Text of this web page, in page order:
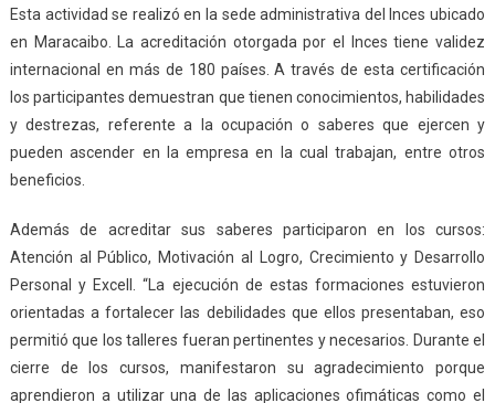
Esta actividad se realizó en la sede administrativa del Inces ubicado
en Maracaibo. La acreditación otorgada por el Inces tiene validez
internacional en más de 180 países. A través de esta certificación
los participantes demuestran que tienen conocimientos, habilidades
y destrezas, referente a la ocupación o saberes que ejercen y
pueden ascender en la empresa en la cual trabajan, entre otros
beneficios.
Además de acreditar sus saberes participaron en los cursos:
Atención al Público, Motivación al Logro, Crecimiento y Desarrollo
Personal y Excell. “La ejecución de estas formaciones estuvieron
orientadas a fortalecer las debilidades que ellos presentaban, eso
permitió que los talleres fueran pertinentes y necesarios. Durante el
cierre de los cursos, manifestaron su agradecimiento porque
aprendieron a utilizar una de las aplicaciones ofimáticas como el